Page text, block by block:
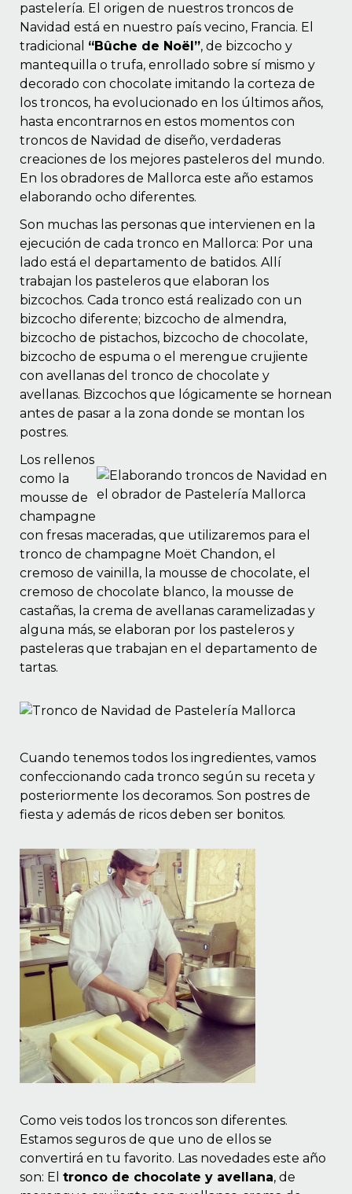
pastelería. El origen de nuestros troncos de
Navidad está en nuestro país vecino, Francia. El
tradicional “Bûche de Noël”, de bizcocho y
mantequilla o trufa, enrollado sobre sí mismo y
decorado con chocolate imitando la corteza de
los troncos, ha evolucionado en los últimos años,
hasta encontrarnos en estos momentos con
troncos de Navidad de diseño, verdaderas
creaciones de los mejores pasteleros del mundo.
En los obradores de Mallorca este año estamos
elaborando ocho diferentes.
Son muchas las personas que intervienen en la
ejecución de cada tronco en Mallorca: Por una
lado está el departamento de batidos. Allí
trabajan los pasteleros que elaboran los
bizcochos. Cada tronco está realizado con un
bizcocho diferente; bizcocho de almendra,
bizcocho de pistachos, bizcocho de chocolate,
bizcocho de espuma o el merengue crujiente
con avellanas del tronco de chocolate y
avellanas. Bizcochos que lógicamente se hornean
antes de pasar a la zona donde se montan los
postres.
Los rellenos
como la
mousse de
champagne
con fresas maceradas, que utilizaremos para el
tronco de champagne Moët Chandon, el
cremoso de vainilla, la mousse de chocolate, el
cremoso de chocolate blanco, la mousse de
castañas, la crema de avellanas caramelizadas y
alguna más, se elaboran por los pasteleros y
pasteleras que trabajan en el departamento de
tartas.
Cuando tenemos todos los ingredientes, vamos
confeccionando cada tronco según su receta y
posteriormente los decoramos. Son postres de
fiesta y además de ricos deben ser bonitos.
Como veis todos los troncos son diferentes.
Estamos seguros de que uno de ellos se
convertirá en tu favorito. Las novedades este año
son: El tronco de chocolate y avellana, de